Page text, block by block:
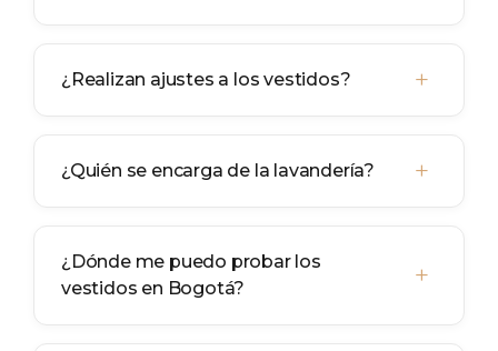
¿Realizan ajustes a los vestidos? +
¿Quién se encarga de la lavandería? +
¿Dónde me puedo probar los
vestidos en Bogotá?
+